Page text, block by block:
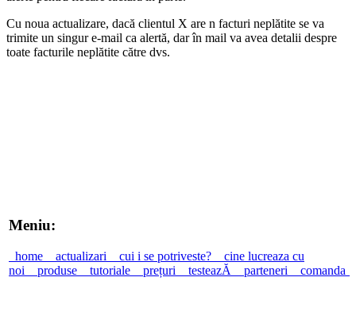
Cu noua actualizare, dacă clientul X are n facturi neplătite se va
trimite un singur e-mail ca alertă, dar în mail va avea detalii despre
toate facturile neplătite către dvs.
Meniu:
home actualizari cui i se potriveste?
cine lucreaza cu
noi
produse tutoriale prețuri testeazĂ parteneri comanda